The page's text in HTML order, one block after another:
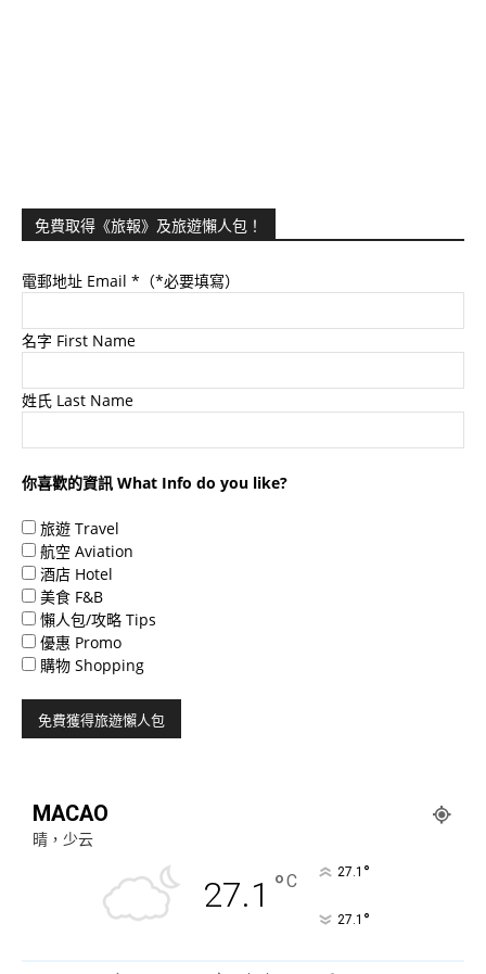
免費取得《旅報》及旅遊懶人包！
電郵地址 Email *（*必要填寫）
名字 First Name
姓氏 Last Name
你喜歡的資訊 What Info do you like?
旅遊 Travel
航空 Aviation
酒店 Hotel
美食 F&B
懶人包/攻略 Tips
優惠 Promo
購物 Shopping
MACAO
晴，少云
27.1 °C 27.1 °
27.1 °